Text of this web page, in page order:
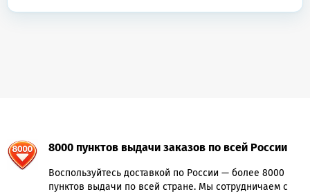
8000 пунктов выдачи заказов по всей России
Воспользуйтесь доставкой по России — более 8000
пунктов выдачи по всей стране. Мы сотрудничаем с